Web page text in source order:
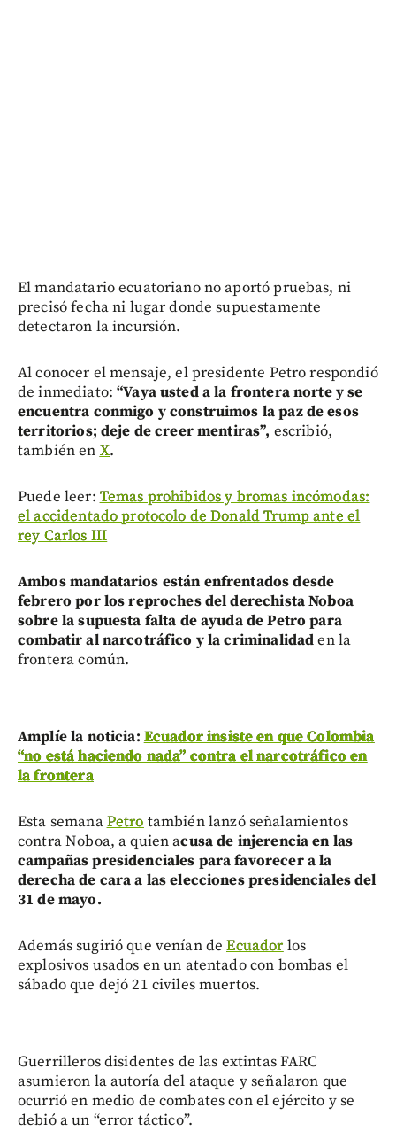
El mandatario ecuatoriano no aportó pruebas, ni
precisó fecha ni lugar donde supuestamente
detectaron la incursión.
Al conocer el mensaje, el presidente Petro respondió
de inmediato:“Vaya usted a la frontera norte y se
encuentra conmigo y construimos la paz de esos
territorios; deje de creer mentiras”, escribió,
también en X.
Puede leer: Temas prohibidos y bromas incómodas:
el accidentado protocolo de Donald Trump ante el
rey Carlos III
Ambos mandatarios están enfrentados desde
febrero por los reproches del derechista Noboa
sobre la supuesta falta de ayuda de Petro para
combatir al narcotráfico y la criminalidaden la
frontera común.
Amplíe la noticia: Ecuador insiste en que Colombia
“no está haciendo nada” contra el narcotráfico en
la frontera
Esta semanaPetro también lanzó señalamientos
contra Noboa, a quien acusa de injerencia en las
campañas presidenciales para favorecer a la
derecha de cara a las elecciones presidenciales del
31 de mayo.
Además sugirió que venían deEcuador los
explosivos usados en un atentado con bombas el
sábado que dejó 21 civiles muertos.
Guerrilleros disidentes de las extintas FARC
asumieron la autoría del ataque y señalaron que
ocurrió en medio de combates con el ejército y se
debió a un “error táctico”.